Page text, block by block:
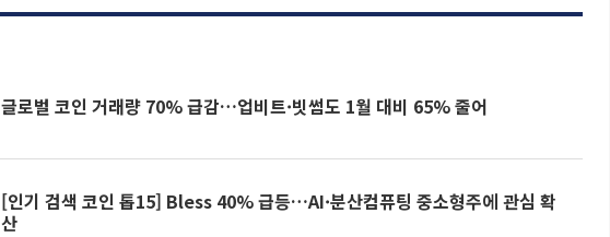
글로벌 코인 거래량 70% 급감…업비트·빗썸도 1월 대비 65% 줄어
[인기 검색 코인 톱15] Bless 40% 급등…AI·분산컴퓨팅 중소형주에 관심 확
산